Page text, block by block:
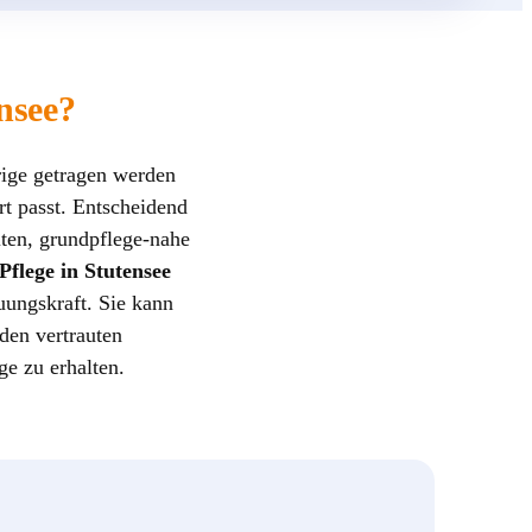
getragen werden
passt. Entscheidend
grundpflege-nahe
in Stutensee
Sie kann
vertrauten
zu erhalten.